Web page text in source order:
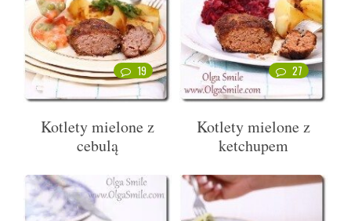
19
Kotlety mielone z
cebulą
27
Kotlety mielone z
ketchupem